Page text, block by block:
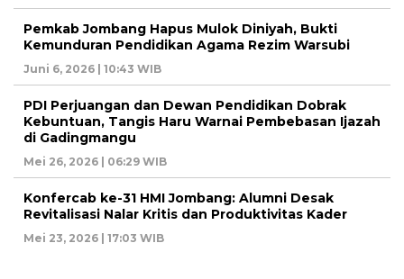
Pemkab Jombang Hapus Mulok Diniyah, Bukti
Kemunduran Pendidikan Agama Rezim Warsubi
Juni 6, 2026 | 10:43 WIB
PDI Perjuangan dan Dewan Pendidikan Dobrak
Kebuntuan, Tangis Haru Warnai Pembebasan Ijazah
di Gadingmangu
Mei 26, 2026 | 06:29 WIB
Konfercab ke-31 HMI Jombang: Alumni Desak
Revitalisasi Nalar Kritis dan Produktivitas Kader
Mei 23, 2026 | 17:03 WIB